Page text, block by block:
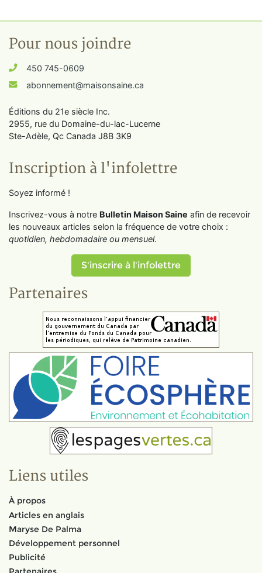
Pour nous joindre
450 745-0609
abonnement@maisonsaine.ca
Éditions du 21e siècle Inc.
2955, rue du Domaine-du-lac-Lucerne
Ste-Adèle, Qc Canada J8B 3K9
Inscription à l'infolettre
Soyez informé !
Inscrivez-vous à notre Bulletin Maison Saine afin de recevoir
les nouveaux articles selon la fréquence de votre choix :
quotidien, hebdomadaire ou mensuel.
S'inscrire à l'infolettre
Partenaires
Liens utiles
À propos
Articles en anglais
Maryse De Palma
Développement personnel
Publicité